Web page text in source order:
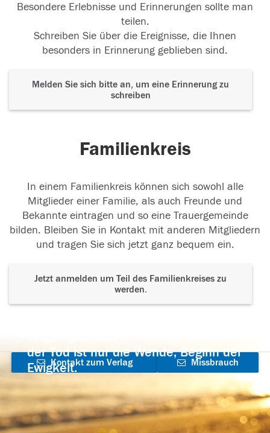
Besondere Erlebnisse und Erinnerungen sollte man
teilen.
Schreiben Sie über die Ereignisse, die Ihnen
besonders in Erinnerung geblieben sind.
Melden Sie sich bitte an, um eine Erinnerung zu
schreiben
Familienkreis
In einem Familienkreis können sich sowohl alle
Mitglieder einer Familie, als auch Freunde und
Bekannte eintragen und so eine Trauergemeinde
bilden. Bleiben Sie in Kontakt mit anderen Mitgliedern
und tragen Sie sich jetzt ganz bequem ein.
Jetzt anmelden um Teil des Familienkreises zu
werden.
der Tod ist nur die Wende, Beginn der
Ewigkeit.
Kontakt zum Verlag
aufnehmen
Missbrauch